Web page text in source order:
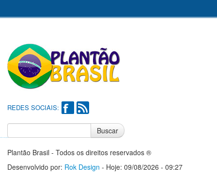
REDES SOCIAIS:
Buscar
Plantão Brasil - Todos os direitos reservados ®
Desenvolvido por: Rok Design - Hoje: 09/08/2026 - 09:27